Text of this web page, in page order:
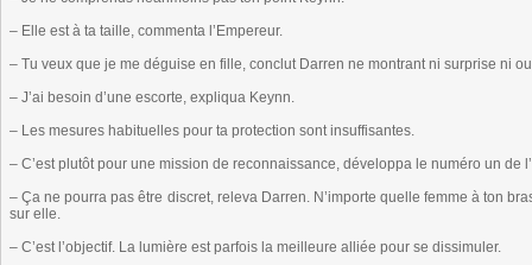
– Elle est à ta taille, commenta l’Empereur.
– Tu veux que je me déguise en fille, conclut Darren ne montrant ni surprise ni
– J’ai besoin d’une escorte, expliqua Keynn.
– Les mesures habituelles pour ta protection sont insuffisantes.
– C’est plutôt pour une mission de reconnaissance, développa le numéro un de
– Ça ne pourra pas être discret, releva Darren. N’importe quelle femme à ton
sur elle.
– C’est l’objectif. La lumière est parfois la meilleure alliée pour se dissimuler.